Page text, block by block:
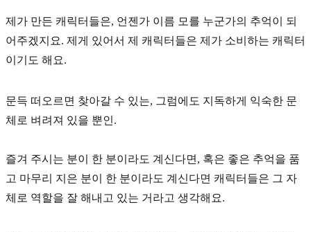
제가 만든 캐릭터들은, 언젠가 이름 모를 누군가의 추억이 되
어주겠지요. 제게 있어서 제 캐릭터들은 제가 소비하는 캐릭터
이기도 해요.
문득 떠오르면 찾아갈 수 있는, 그럼에도 지독하게 익숙한 문
체로 벼려져 있을 뿐인.
즐겨 주시는 분이 한 분이라도 계신다면, 혹은 좋은 추억을 품
고 마무리 지은 분이 한 분이라도 계신다면 캐릭터들은 그 자
체로 역할을 잘 해내고 있는 거라고 생각해요.